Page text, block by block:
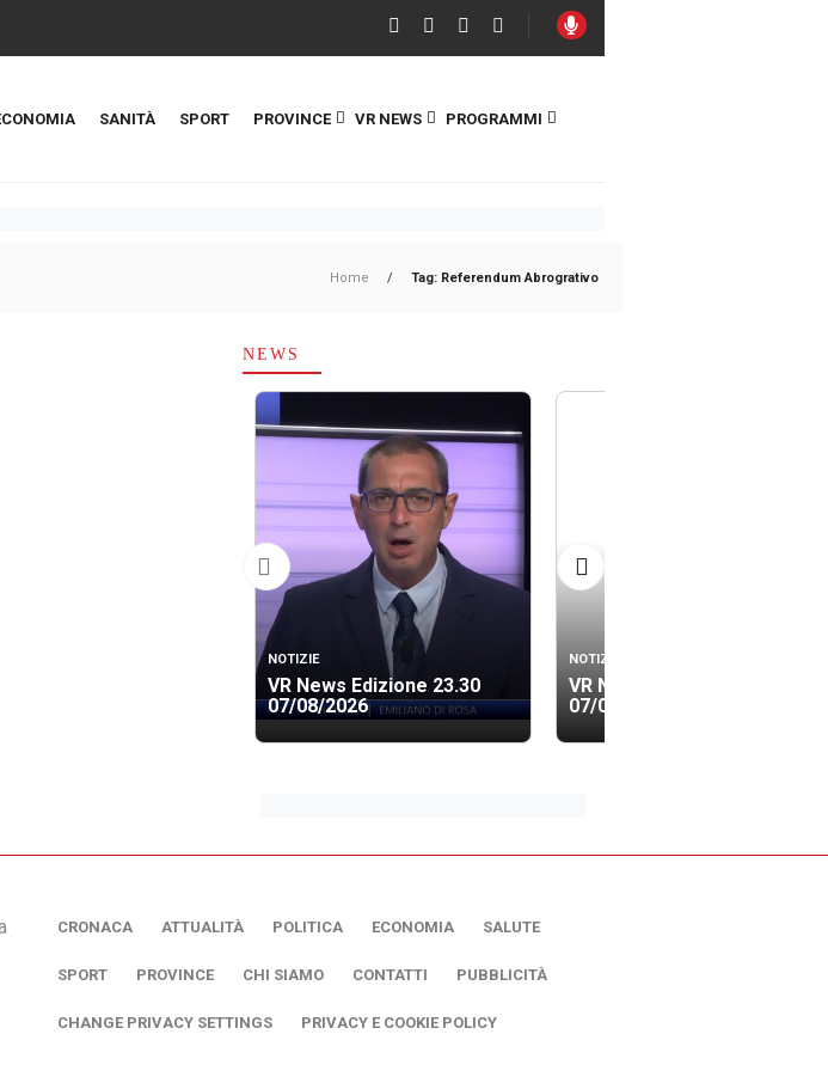
SANITÀ SPORT PROVINCE VR NEWS PROGRAMMI
Home / Tag: Referendum Abrogrativo
NEWS
NOTIZIE
VR News Edizione 23.30
07/08/2026
NOTIZIE
VR News Edizione 19.40
07/08/2026
CRONACA ATTUALITÀ POLITICA ECONOMIA SALUTE
SPORT PROVINCE CHI SIAMO CONTATTI PUBBLICITÀ
CHANGE PRIVACY SETTINGS PRIVACY E COOKIE POLICY